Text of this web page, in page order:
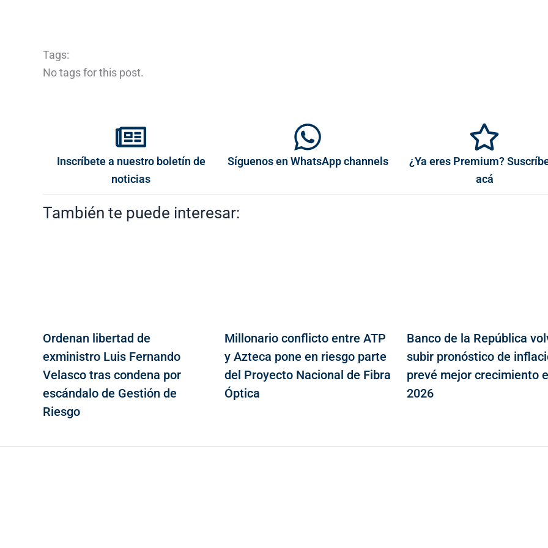
Tags:
No tags for this post.
Inscríbete a nuestro boletín de
noticias
Síguenos en WhatsApp channels
¿Ya eres Premium?
acá
También te puede interesar:
Ordenan libertad de
exministro Luis Fernando
Velasco tras condena por
escándalo de Gestión de
Riesgo
Millonario conflicto entre ATP
y Azteca pone en riesgo parte
del Proyecto Nacional de Fibra
Óptica
Banco de la República
subir pronóstico de
prevé mejor crecimiento
2026